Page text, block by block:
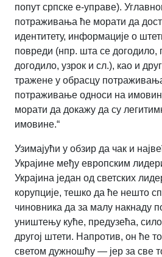
попут српске е-управе).
потраживања ће морати да
идентитету, информације о
повреди (нпр. шта се догодило,
догодило, узрок и сл.), као и
тражене у обрасцу
потраживање односи на
морати да докажу да су
имовине.“
Узимајући у обзир да чак и
Украјине међу европским
Украјина један од светских
корупције, тешко да ће нешто
чиновника да за малу накнаду
уништењу куће, предузећа,
другој штети. Напротив, он ће
светом дужношћу — јер за све